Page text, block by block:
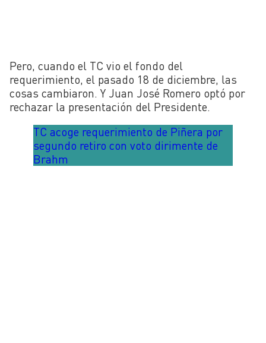
Pero, cuando el TC vio el fondo del
requerimiento, el pasado 18 de diciembre, las
cosas cambiaron. Y Juan José Romero optó por
rechazar la presentación del Presidente.
TC acoge requerimiento de Piñera por
segundo retiro con voto dirimente de
Brahm